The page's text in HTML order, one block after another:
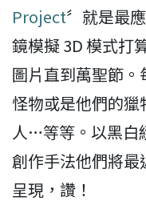
Project〞就是最
鏡模擬 3D 模式打
圖片直到萬聖節
怪物或是他們的
人…等等。以黑白
創作手法他們將
呈現，讚！